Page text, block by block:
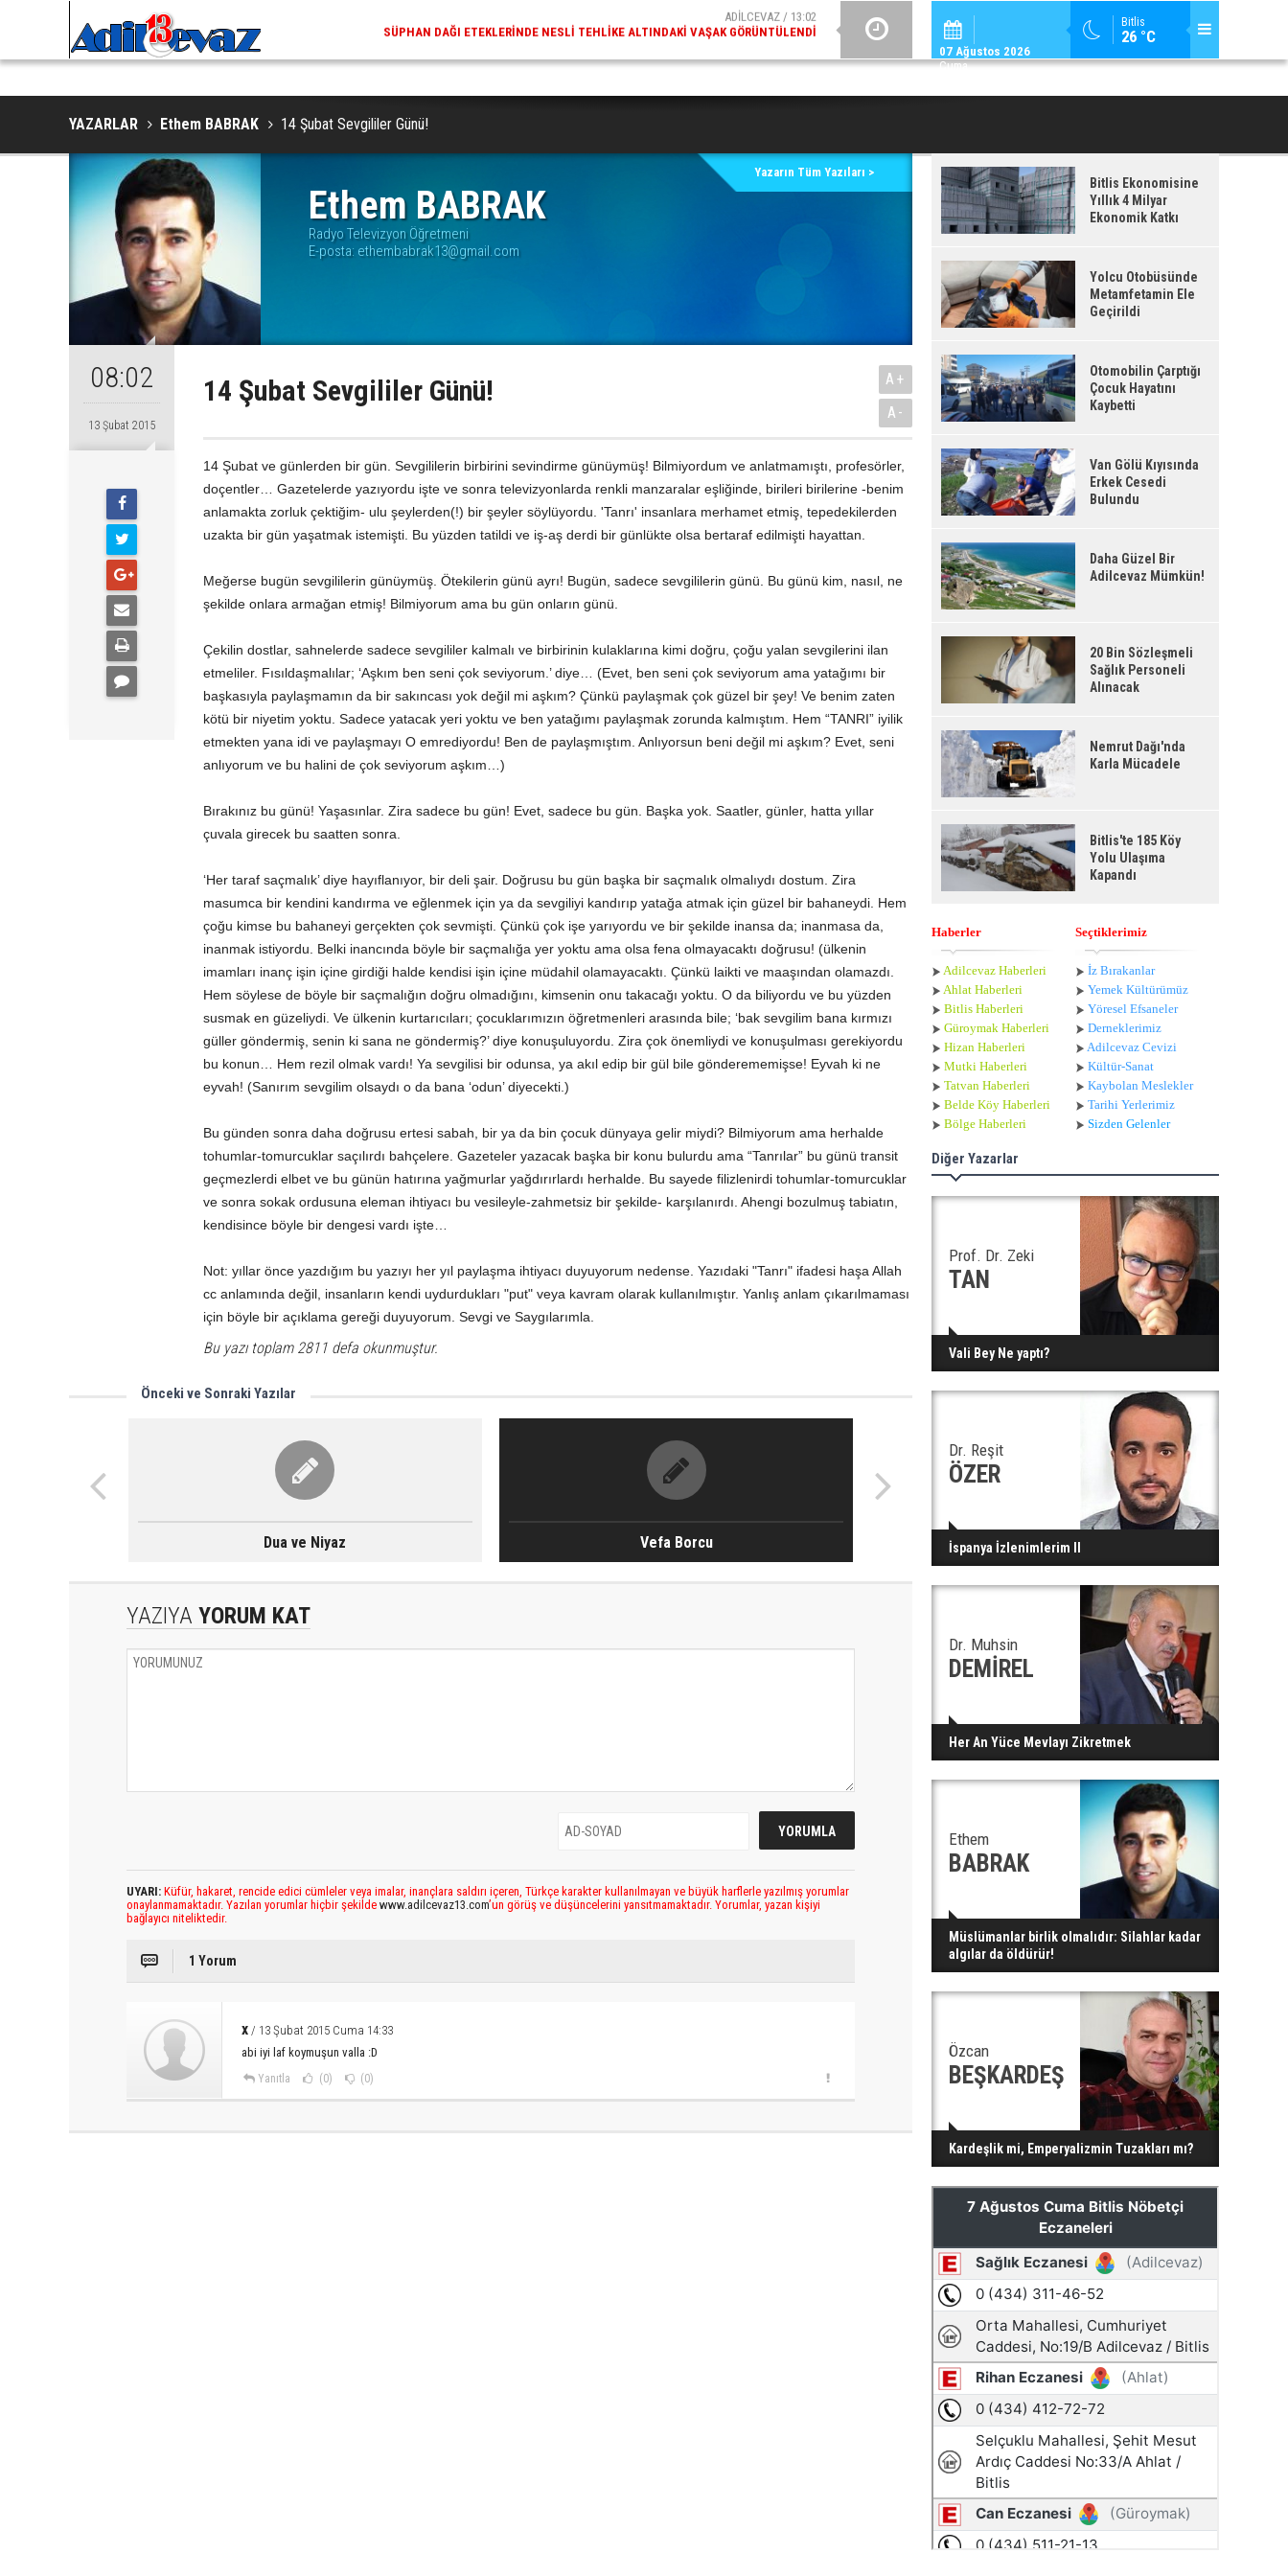
Bitlis
26 °C
07 Ağustos 2026
Cuma
ADİLCEVAZ / 09:10
ADILCEVAZ ESKI KAYMAKAMLARINDAN MUSTAFA ÇIFTÇI İÇIŞLERI BAKANI OLDU
ADİLCEVAZ /
ADILCEVAZ'DA KUDUZ VAKASI TESPIT EDILEN KÖY, KARANTINAYA
YAZARLAR Ethem BABRAK 14 Şubat Sevgililer Günü!
Ethem BABRAK
Radyo Televizyon Öğretmeni
E-posta: ethembabrak13@gmail.com
Yazarın Tüm Yazıları >
08:02
13 Şubat 2015
14 Şubat Sevgililer Günü!
A+
A-
14 Şubat ve günlerden bir gün. Sevgililerin birbirini sevindirme günüymüş! Bilmiyordum ve anlatmamıştı, profesörler,
doçentler… Gazetelerde yazıyordu işte ve sonra televizyonlarda renkli manzaralar eşliğinde, birileri birilerine -benim
anlamakta zorluk çektiğim- ulu şeylerden(!) bir şeyler söylüyordu. 'Tanrı' insanlara merhamet etmiş, tepedekilerden
uzakta bir gün yaşatmak istemişti. Bu yüzden tatildi ve iş-aş derdi bir günlükte olsa bertaraf edilmişti hayattan.
Meğerse bugün sevgililerin günüymüş. Ötekilerin günü ayrı! Bugün, sadece sevgililerin günü. Bu günü kim, nasıl, ne
şekilde onlara armağan etmiş! Bilmiyorum ama bu gün onların günü.
Çekilin dostlar, sahnelerde sadece sevgililer kalmalı ve birbirinin kulaklarına kimi doğru, çoğu yalan sevgilerini ilan
etmeliler. Fısıldaşmalılar; ‘Aşkım ben seni çok seviyorum.’ diye… (Evet, ben seni çok seviyorum ama yatağımı bir
başkasıyla paylaşmamın da bir sakıncası yok değil mi aşkım? Çünkü paylaşmak çok güzel bir şey! Ve benim zaten
kötü bir niyetim yoktu. Sadece yatacak yeri yoktu ve ben yatağımı paylaşmak zorunda kalmıştım. Hem “TANRI” iyilik
etmekten yana idi ve paylaşmayı O emrediyordu! Ben de paylaşmıştım. Anlıyorsun beni değil mi aşkım? Evet, seni
anlıyorum ve bu halini de çok seviyorum aşkım…)
Bırakınız bu günü! Yaşasınlar. Zira sadece bu gün! Evet, sadece bu gün. Başka yok. Saatler, günler, hatta yıllar
çuvala girecek bu saatten sonra.
‘Her taraf saçmalık’ diye hayıflanıyor, bir deli şair. Doğrusu bu gün başka bir saçmalık olmalıydı dostum. Zira
masumca bir kendini kandırma ve eğlenmek için ya da sevgiliyi kandırıp yatağa atmak için güzel bir bahaneydi. Hem
çoğu kimse bu bahaneyi gerçekten çok sevmişti. Çünkü çok işe yarıyordu ve bir şekilde inansa da; inanmasa da,
inanmak istiyordu. Belki inancında böyle bir saçmalığa yer yoktu ama olsa fena olmayacaktı doğrusu! (ülkenin
imamları inanç işin içine girdiği halde kendisi işin içine müdahil olamayacaktı. Çünkü laikti ve maaşından olamazdı.
Hem söylese de böyle bir saçmalığın doğru olmadığını, kimsenin onu takacağı yoktu. O da biliyordu ve bu yüzden
susmak en güzeliydi. Ve ülkenin kurtarıcıları; çocuklarımızın öğretmenleri arasında bile; ‘bak sevgilim bana kırmızı
güller göndermiş, senin ki sana ne göndermiş?’ diye konuşuluyordu. Zira çok önemliydi ve konuşulması gerekiyordu
bu konun… Hem rezil olmak vardı! Ya sevgilisi bir odunsa, ya akıl edip bir gül bile gönderememişse! Eyvah ki ne
eyvah! (Sanırım sevgilim olsaydı o da bana ‘odun’ diyecekti.)
Bu günden sonra daha doğrusu ertesi sabah, bir ya da bin çocuk dünyaya gelir miydi? Bilmiyorum ama herhalde
tohumlar-tomurcuklar saçılırdı bahçelere. Gazeteler yazacak başka bir konu bulurdu ama “Tanrılar” bu günü transit
geçmezlerdi elbet ve bu günün hatırına yağmurlar yağdırırlardı herhalde. Bu sayede filizlenirdi tohumlar-tomurcuklar
ve sonra sokak ordusuna eleman ihtiyacı bu vesileyle-zahmetsiz bir şekilde- karşılanırdı. Ahengi bozulmuş tabiatın,
kendisince böyle bir dengesi vardı işte…
Not: yıllar önce yazdığım bu yazıyı her yıl paylaşma ihtiyacı duyuyorum nedense. Yazıdaki "Tanrı" ifadesi haşa Allah
cc anlamında değil, insanların kendi uydurdukları "put" veya kavram olarak kullanılmıştır. Yanlış anlam çıkarılmaması
için böyle bir açıklama gereği duyuyorum. Sevgi ve Saygılarımla.
Bu yazı toplam 2811 defa okunmuştur.
Önceki ve Sonraki Yazılar
Dua ve Niyaz Vefa Borcu
YAZIYA YORUM KAT
UYARI: Küfür, hakaret, rencide edici cümleler veya imalar, inançlara saldırı içeren, Türkçe karakter kullanılmayan ve büyük harflerle yazılmış yorumlar
onaylanmamaktadır. Yazılan yorumlar hiçbir şekilde www.adilcevaz13.com’un görüş ve düşüncelerini yansıtmamaktadır. Yorumlar, yazan kişiyi
bağlayıcı niteliktedir.
1 Yorum
x / 13 Şubat 2015 Cuma 14:33
abi iyi laf koymuşun valla :D
Yanıtla (0) (0)
Bitlis Ekonomisine
Yıllık 4 Milyar
Ekonomik Katkı
Yolcu Otobüsünde
Metamfetamin Ele
Geçirildi
Otomobilin Çarptığı
Çocuk Hayatını
Kaybetti
Van Gölü Kıyısında
Erkek Cesedi
Bulundu
Daha Güzel Bir
Adilcevaz Mümkün!
20 Bin Sözleşmeli
Sağlık Personeli
Alınacak
Nemrut Dağı'nda
Karla Mücadele
Bitlis'te 185 Köy
Yolu Ulaşıma
Kapandı
Haberler
Adilcevaz Haberleri
Ahlat Haberleri
Bitlis Haberleri
Güroymak Haberleri
Hizan Haberleri
Mutki Haberleri
Tatvan Haberleri
Belde Köy Haberleri
Bölge Haberleri
Seçtiklerimiz
İz Bırakanlar
Yemek Kültürümüz
Yöresel Efsaneler
Derneklerimiz
Adilcevaz Cevizi
Kültür-Sanat
Kaybolan Meslekler
Tarihi Yerlerimiz
Sizden Gelenler
Diğer Yazarlar
Prof. Dr. Zeki
TAN
Vali Bey Ne yaptı?
Dr. Reşit
ÖZER
İspanya İzlenimlerim II
Dr. Muhsin
DEMİREL
Her An Yüce Mevlayı Zikretmek
Ethem
BABRAK
Müslümanlar birlik olmalıdır: Silahlar kadar
algılar da öldürür!
Özcan
BEŞKARDEŞ
Kardeşlik mi, Emperyalizmin Tuzakları mı?